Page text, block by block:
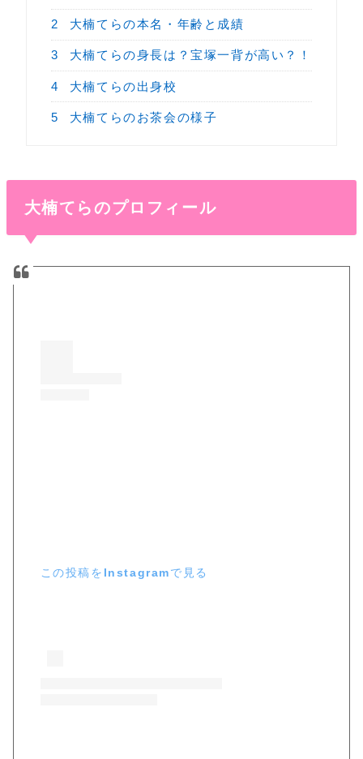
2 大楠てらの本名・年齢と成績
3 大楠てらの身長は？宝塚一背が高い？！
4 大楠てらの出身校
5 大楠てらのお茶会の様子
大楠てらのプロフィール
この投稿をInstagramで見る